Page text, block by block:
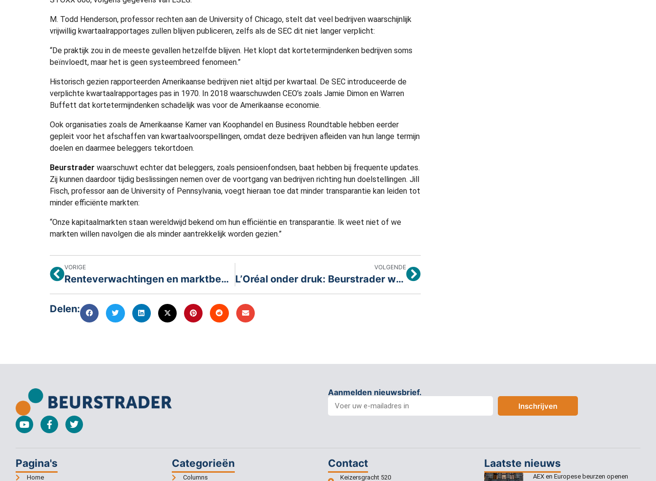
M. Todd Henderson, professor rechten aan de University of Chicago, stelt dat veel bedrijven waarschijnlijk
vrijwillig kwartaalrapportages zullen blijven publiceren, zelfs als de SEC dit niet langer verplicht:
“De praktijk zou in de meeste gevallen hetzelfde blijven. Het klopt dat kortetermijndenken bedrijven soms
beïnvloedt, maar het is geen systeembreed fenomeen.”
Historisch gezien rapporteerden Amerikaanse bedrijven niet altijd per kwartaal. De SEC introduceerde de
verplichte kwartaalrapportages pas in 1970. In 2018 waarschuwden CEO’s zoals Jamie Dimon en Warren
Buffett dat kortetermijndenken schadelijk was voor de Amerikaanse economie.
Ook organisaties zoals de Amerikaanse Kamer van Koophandel en Business Roundtable hebben eerder
gepleit voor het afschaffen van kwartaalvoorspellingen, omdat deze bedrijven afleiden van hun lange termijn
doelen en daarmee beleggers tekortdoen.
Beurstrader waarschuwt echter dat beleggers, zoals pensioenfondsen, baat hebben bij frequente updates.
Zij kunnen daardoor tijdig beslissingen nemen over de voortgang van bedrijven richting hun doelstellingen. Jill
Fisch, professor aan de University of Pennsylvania, voegt hieraan toe dat minder transparantie kan leiden tot
minder efficiënte markten:
“Onze kapitaalmarkten staan wereldwijd bekend om hun efficiëntie en transparantie. Ik weet niet of we
markten willen navolgen die als minder aantrekkelijk worden gezien.”
VORIGE
Renteverwachtingen en marktbewegingen: Wat staat beleggers te wachten deze week?
VOLGENDE
L’Oréal onder druk: Beurstrader waarschuwt voor verzwakte groeivooruitzichten
Delen:
Aanmelden nieuwsbrief.
Inschrijven
Pagina's
Home
Categorieën
Columns
Contact
Keizersgracht 520
Laatste nieuws
AEX en Europese beurzen openen